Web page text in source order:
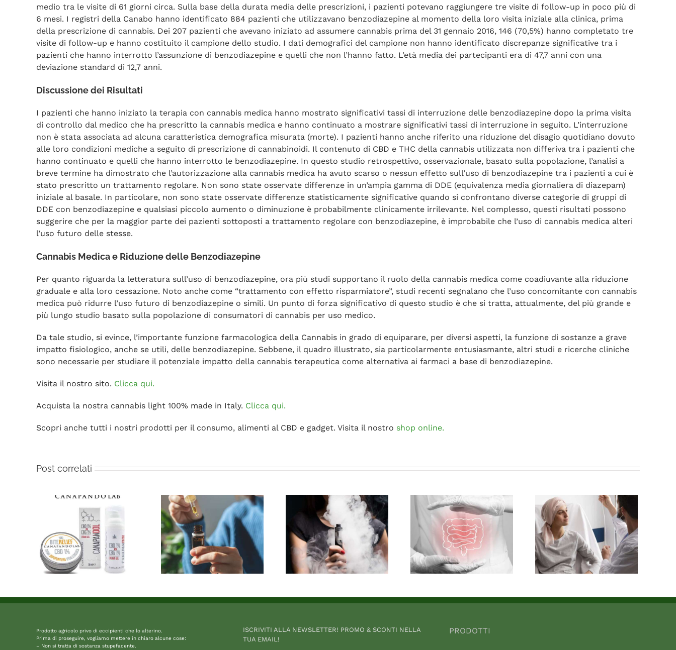
medio tra le visite di 61 giorni circa. Sulla base della durata media delle prescrizioni, i pazienti potevano raggiungere tre visite di follow-up in poco più di
6 mesi. I registri della Canabo hanno identificato 884 pazienti che utilizzavano benzodiazepine al momento della loro visita iniziale alla clinica, prima
della prescrizione di cannabis. Dei 207 pazienti che avevano iniziato ad assumere cannabis prima del 31 gennaio 2016, 146 (70,5%) hanno completato tre
visite di follow-up e hanno costituito il campione dello studio. I dati demografici del campione non hanno identificato discrepanze significative tra i
pazienti che hanno interrotto l’assunzione di benzodiazepine e quelli che non l’hanno fatto. L’età media dei partecipanti era di 47,7 anni con una
deviazione standard di 12,7 anni.
Discussione dei Risultati
I pazienti che hanno iniziato la terapia con cannabis medica hanno mostrato significativi tassi di interruzione delle benzodiazepine dopo la prima visita
di controllo dal medico che ha prescritto la cannabis medica e hanno continuato a mostrare significativi tassi di interruzione in seguito. L’interruzione
non è stata associata ad alcuna caratteristica demografica misurata (morte). I pazienti hanno anche riferito una riduzione del disagio quotidiano dovuto
alle loro condizioni mediche a seguito di prescrizione di cannabinoidi. Il contenuto di CBD e THC della cannabis utilizzata non differiva tra i pazienti che
hanno continuato e quelli che hanno interrotto le benzodiazepine. In questo studio retrospettivo, osservazionale, basato sulla popolazione, l’analisi a
breve termine ha dimostrato che l’autorizzazione alla cannabis medica ha avuto scarso o nessun effetto sull’uso di benzodiazepine tra i pazienti a cui è
stato prescritto un trattamento regolare. Non sono state osservate differenze in un’ampia gamma di DDE (equivalenza media giornaliera di diazepam)
iniziale al basale. In particolare, non sono state osservate differenze statisticamente significative quando si confrontano diverse categorie di gruppi di
DDE con benzodiazepine e qualsiasi piccolo aumento o diminuzione è probabilmente clinicamente irrilevante. Nel complesso, questi risultati possono
suggerire che per la maggior parte dei pazienti sottoposti a trattamento regolare con benzodiazepine, è improbabile che l’uso di cannabis medica alteri
l’uso futuro delle stesse.
Cannabis Medica e Riduzione delle Benzodiazepine
Per quanto riguarda la letteratura sull’uso di benzodiazepine, ora più studi supportano il ruolo della cannabis medica come coadiuvante alla riduzione
graduale e alla loro cessazione. Noto anche come “trattamento con effetto risparmiatore”, studi recenti segnalano che l’uso concomitante con cannabis
medica può ridurre l’uso futuro di benzodiazepine o simili. Un punto di forza significativo di questo studio è che si tratta, attualmente, del più grande e
più lungo studio basato sulla popolazione di consumatori di cannabis per uso medico.
Da tale studio, si evince, l’importante funzione farmacologica della Cannabis in grado di equiparare, per diversi aspetti, la funzione di sostanze a grave
impatto fisiologico, anche se utili, delle benzodiazepine. Sebbene, il quadro illustrato, sia particolarmente entusiasmante, altri studi e ricerche cliniche
sono necessarie per studiare il potenziale impatto della cannabis terapeutica come alternativa ai farmaci a base di benzodiazepine.
Visita il nostro sito. Clicca qui.
Acquista la nostra cannabis light 100% made in Italy. Clicca qui.
Scopri anche tutti i nostri prodotti per il consumo, alimenti al CBD e gadget. Visita il nostro shop online.
Post correlati
Prodotto agricolo privo di eccipienti che lo alterino.
Prima di proseguire, vogliamo mettere in chiaro alcune cose:
– Non si tratta di sostanza stupefacente.
ISCRIVITI ALLA NEWSLETTER! PROMO & SCONTI NELLA
TUA EMAIL!
PRODOTTI